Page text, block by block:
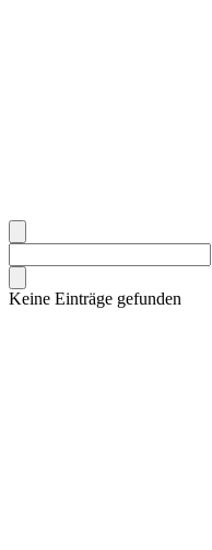
Keine Einträge gefunden